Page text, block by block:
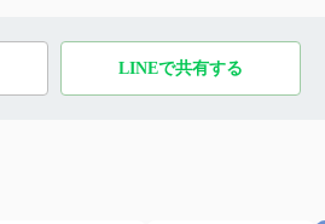
LINEで共有する